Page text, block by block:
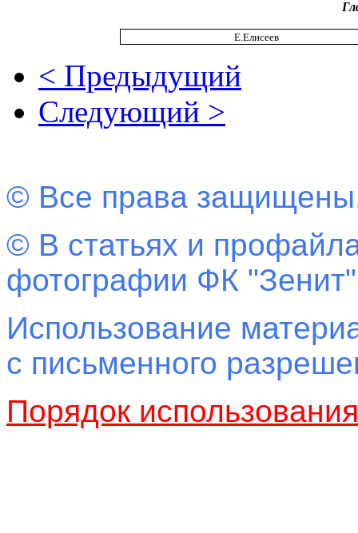
Е.Елисеев
< Предыдущий
Следующий >
© Все права
© В статьях и
фотографии ФК
Использование
с письменного
Порядок